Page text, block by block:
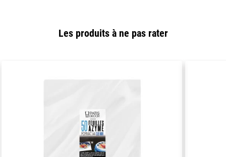
Les produits à ne pas rater